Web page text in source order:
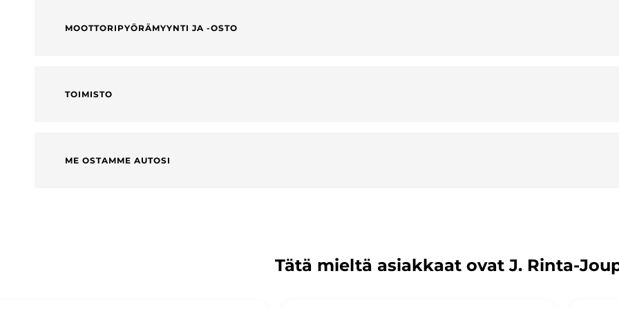
MOOTTORIPYÖRÄMYYNTI JA -OSTO
TOIMISTO
ME OSTAMME AUTOSI
Tätä mieltä asiakkaat ovat J. Rinta-